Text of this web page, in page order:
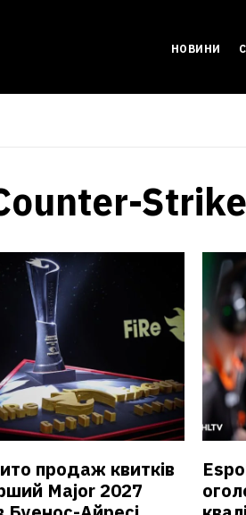
НОВИНИ
Strike
продаж квитків
Major 2027